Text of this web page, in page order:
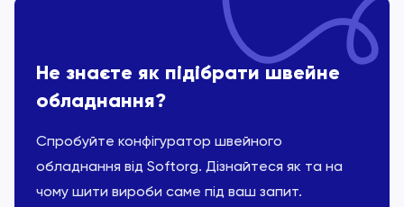
Не знаєте як підібрати швейне
обладнання?
Спробуйте конфігуратор швейного
обладнання від Softorg. Дізнайтеся як та на
чому шити вироби саме під ваш запит.